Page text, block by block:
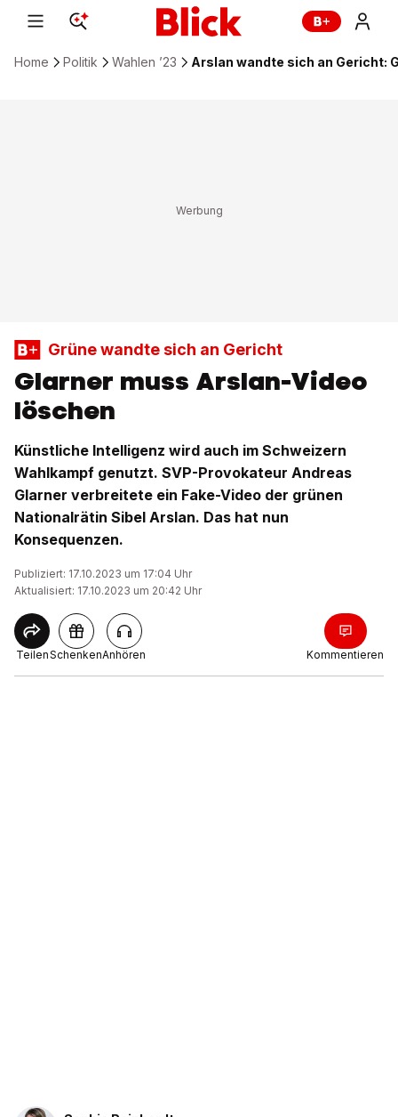
Home Politik Wahlen ’23 Arslan wandte sich an Gericht:
Grüne wandte sich an Gericht
Glarner muss Arslan-Video
löschen
Künstliche Intelligenz wird auch im Schweizern
Wahlkampf genutzt. SVP-Provokateur Andreas
Glarner verbreitete ein Fake-Video der grünen
Nationalrätin Sibel Arslan. Das hat nun
Konsequenzen.
Publiziert: 17.10.2023 um 17:04 Uhr
Aktualisiert: 17.10.2023 um 20:42 Uhr
TeilenSchenkenAnhören Kommentieren